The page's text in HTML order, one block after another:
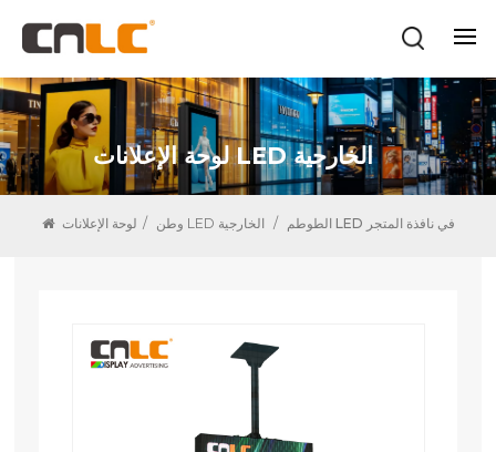
لوحة الإعلانات LED الخارجية
وطن / لوحة الإعلانات LED الخارجية / الطوطم LED في نافذة المتجر